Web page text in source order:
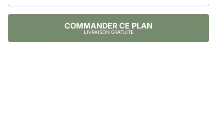
COMMANDER CE PLAN
LIVRAISON GRATUITE